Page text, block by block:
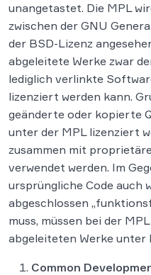
unangetastet. Die MPL
zwischen der GNU
der BSD-Lizenz
abgeleitete Werke zwar
lediglich verlinkte
lizenziert werden kann.
geänderte oder kopierte
unter der MPL lizenziert
zusammen mit
verwendet werden. Im
ursprüngliche Code auch
abgeschlossen
muss, müssen bei der
abgeleiteten Werke unter
Common